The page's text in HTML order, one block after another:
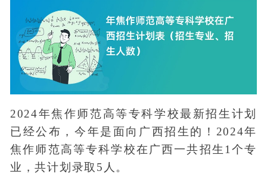
2024年焦作师范高等专科学校最新招生计划
已经公布，今年是面向广西招生的！2024年
焦作师范高等专科学校在广西一共招生1个专
业，共计划录取5人。